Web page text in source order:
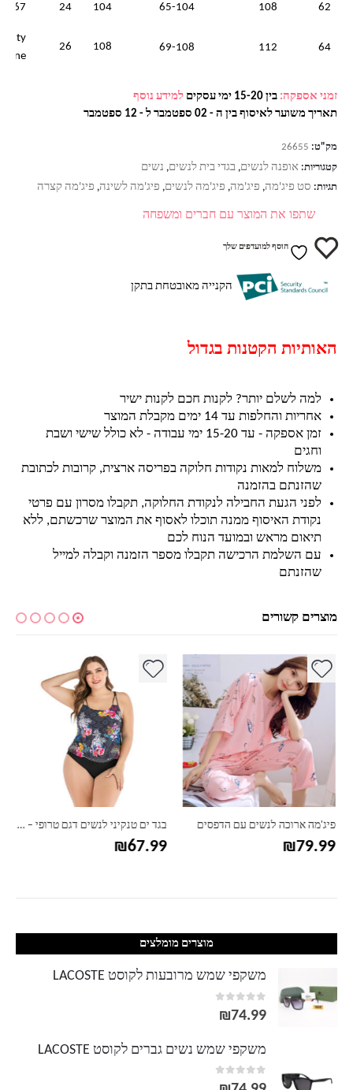
62
108
65-104
104
24
67
64
112
69-108
108
26
sixty
nine
זמני אספקה: בין 15-20 ימי עסקים
למידע נוסף
תאריך משוער לאיסוף בין ה - 02 ספטמבר ל - 12 ספטמבר
מק"ט: 26655
קטגוריות: אופנה לנשים, בגדי בית לנשים, נשים
תגיות: סט פיג'מה, פיג'מה, פיג'מה לנשים, פיג'מה לשינה, פיג'מה קצרה
שתפו את המוצר עם חברים ומשפחה
הוסף למועדפים שלך
הקנייה מאובטחת בתקן
האותיות הקטנות בגדול
למה לשלם יותר? לקנות חכם לקנות ישיר
אחריות והחלפות עד 14 ימים מקבלת המוצר
זמן אספקה - עד 15-20 ימי עבודה - לא כולל שישי ושבת
וחגים
משלוח למאות נקודות חלוקה בפריסה ארצית, קרובות לכתובת
שהזנתם בהזמנה
לפני הגעת החבילה לנקודת החלוקה, תקבלו מסרון עם פרטי
נקודת האיסוף ממנה תוכלו לאסוף את המוצר שרכשתם, ללא
תיאום מראש ובמועד הנוח לכם
עם השלמת הרכישה תקבלו מספר הזמנה וקבלה למייל
שהזנתם
מוצרים קשורים
פיג'מה ארוכה לנשים עם הדפסים
₪79.99
למוצר זה יש מספר סוגים. ניתן לבחור את האפשרויות בעמוד המוצר
בגד ים טנקיני לנשים דגם טרופי – מידות גדולות
₪67.99
מוצרים מומלצים
משקפי שמש מרובעות לקוסט LACOSTE
0
out of 5
₪74.99
משקפי שמש נשים גברים לקוסט LACOSTE
0
out of 5